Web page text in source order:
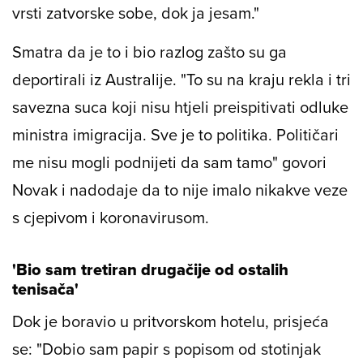
vrsti zatvorske sobe, dok ja jesam."
Smatra da je to i bio razlog zašto su ga
deportirali iz Australije. "To su na kraju rekla i tri
savezna suca koji nisu htjeli preispitivati odluke
ministra imigracija. Sve je to politika. Političari
me nisu mogli podnijeti da sam tamo" govori
Novak i nadodaje da to nije imalo nikakve veze
s cjepivom i koronavirusom.
'Bio sam tretiran drugačije od ostalih
tenisača'
Dok je boravio u pritvorskom hotelu, prisjeća
se: "Dobio sam papir s popisom od stotinjak